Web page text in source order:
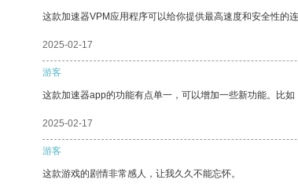
这款加速器VPM应用程序可以给你提供最高速度和安全性的
2025-02-17
游客
这款加速器app的功能有点单一，可以增加一些新功能。比
2025-02-17
游客
这款游戏的剧情非常感人，让我久久不能忘怀。